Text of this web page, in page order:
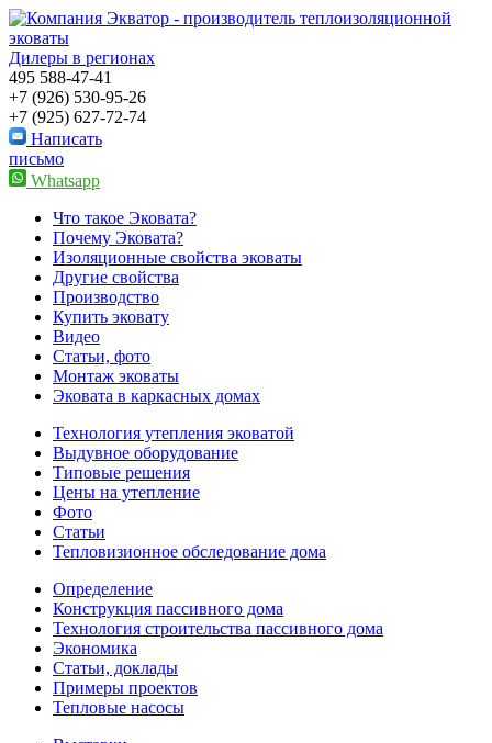
Дилеры в регионах
495 588-47-41
+7 (926) 530-95-26
+7 (925) 627-72-74
Написать
письмо
Whatsapp
Что такое Эковата?
Почему Эковата?
Изоляционные свойства эковаты
Другие свойства
Производство
Купить эковату
Видео
Cтатьи, фото
Монтаж эковаты
Эковата в каркасных домах
Технология утепления эковатой
Выдувное оборудование
Типовые решения
Цены на утепление
Фото
Статьи
Тепловизионное обследование дома
Определение
Конструкция пассивного дома
Технология строительства пассивного дома
Экономика
Статьи, доклады
Примеры проектов
Тепловые насосы